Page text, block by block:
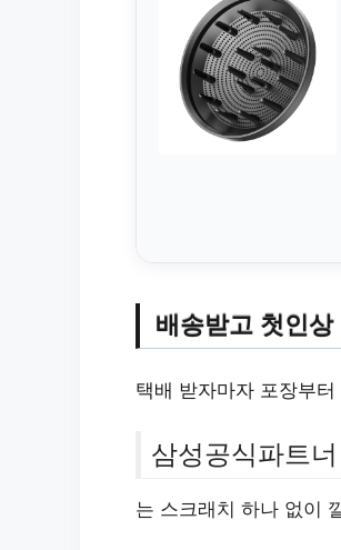
배송받고 첫인상
택배 받자마자 포장부
삼성공식파트
는 스크래치 하나 없이